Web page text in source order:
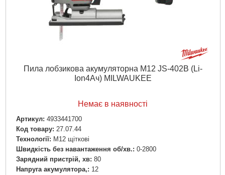
Пила лобзикова акумуляторна M12 JS-402B (Li-
Ion4Ач) MILWAUKEE
Немає в наявності
Артикул: 4933441700
Код товару: 27.07.44
Технології: M12 щіткові
Швидкість без навантаження об/хв.: 0-2800
Зарядний пристрій, хв: 80
Напруга акумулятора,: 12